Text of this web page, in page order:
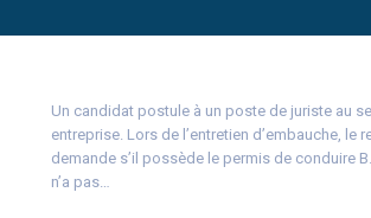
Un candidat postule à un poste de juriste au
entreprise. Lors de l’entretien d’embauche, le
demande s’il possède le permis de conduire B.
n’a pas…